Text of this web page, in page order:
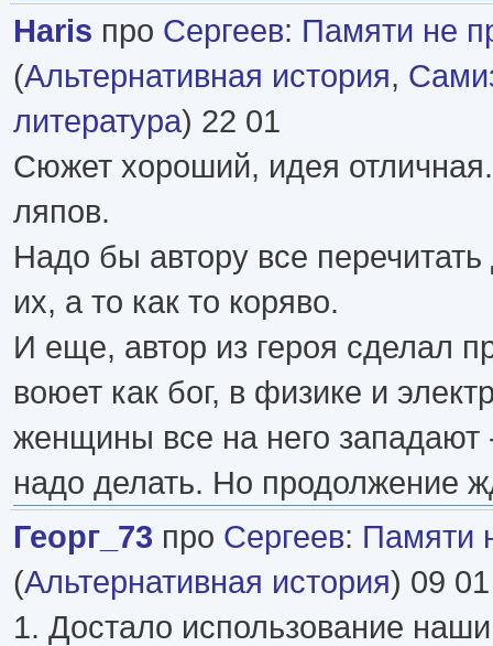
Haris про Сергеев: Памяти не
(Альтернативная история,
литература) 22 01
Сюжет хороший, идея
ляпов.
Надо бы автору все
их, а то как то коряво.
И еще, автор из героя сделал
воюет как бог, в физике и
женщины все на него западают
надо делать. Но продолжение
Георг_73 про Сергеев: Памяти
(Альтернативная история) 09 01
1. Достало использование